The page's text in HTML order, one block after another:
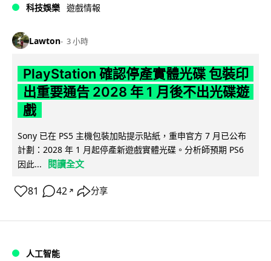
科技娛樂 遊戲情報
Lawton 3 小時
PlayStation 確認停產實體光碟 包裝印
出重要通告 2028 年 1 月後不出光碟遊
戲
Sony 已在 PS5 主機包裝加貼提示貼紙，重申官方 7 月已公布
計劃：2028 年 1 月起停產新遊戲實體光碟。分析師預期 PS6
因此...
閱讀全文
81 42 ↗ 分享
人工智能